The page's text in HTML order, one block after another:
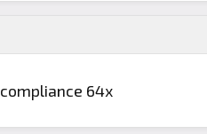
compliance 64x